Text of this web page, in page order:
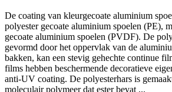
De coating van kleurgecoate aluminium
polyester gecoate aluminium spoelen (PE),
gecoate aluminium spoelen (PVDF). De
gevormd door het oppervlak van de
bakken, kan een stevig gehechte continue
films hebben beschermende decoratieve
anti-UV coating. De polyesterhars is
moleculair polymeer dat ester bevat ...